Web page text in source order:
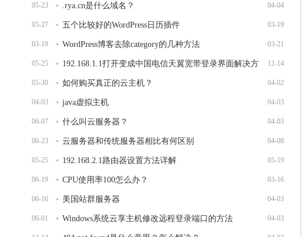
05-23 04-04
.rya.cn是什么域名？
05-27 03-19
五个比较好的WordPress日历插件
03-19 03-21
WordPress博客去除category的几种方法
05-25 12-14
192.168.1.1打开变成中国电信天翼宽带登录界面解决方
法
05-30 04-02
如何购买真正的云主机？
04-03 04-03
java虚拟主机
06-07 04-03
什么叫云服务器？
06-23 04-08
云服务器和传统服务器相比有何区别
05-25 05-19
192.168.2.1路由器设置方法详解
06-19 03-16
CPU使用率100怎么办？
06-16 04-03
美国站群服务器
06-01 04-03
Windows系统云享主机修改远程登录端口的方法